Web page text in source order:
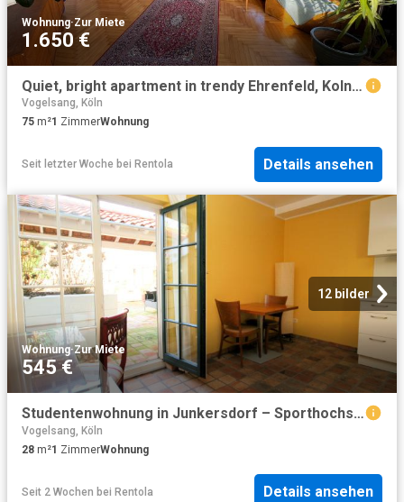
Wohnung·Zur Miete
1.650 €
Quiet, bright apartment in trendy Ehrenfeld, Koln Amsterdam Apartments for Rent
Vogelsang, Köln
75 m²1 ZimmerWohnung
Seit letzter Woche bei Rentola Details ansehen
12 bilder
Wohnung·Zur Miete
545 €
Studentenwohnung in Junkersdorf – Sporthochschule – möbliert – Pauschalmiete
Vogelsang, Köln
28 m²1 ZimmerWohnung
Seit 2 Wochen bei Rentola Details ansehen